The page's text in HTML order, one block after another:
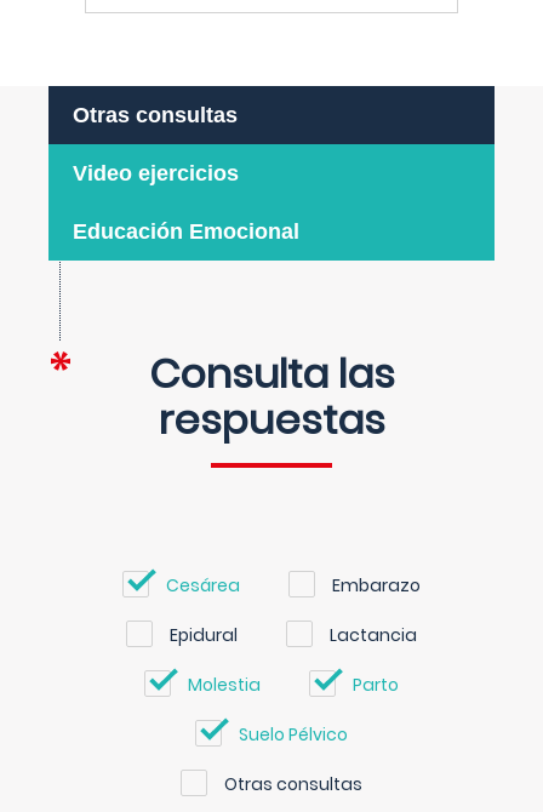
Otras consultas
Video ejercicios
Educación Emocional
Consulta las
respuestas
Cesárea Embarazo
Epidural Lactancia
Molestia Parto
Suelo Pélvico
Otras consultas